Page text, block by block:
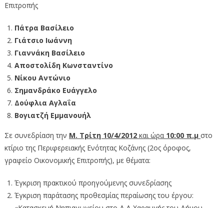
Επιτροπής
Πάτρα Βασίλειο
Γιάτσιο Ιωάννη
Γιαννάκη Βασίλειο
Αποστολίδη Κωνσταντίνο
Νίκου Αντώνιο
Σημανδράκο Ευάγγελο
Δούφλια Αγλαΐα
Βογιατζή Εμμανουήλ
Σε συνεδρίαση την Μ. Τρίτη 10/4/2012 και ώρα 10:00 π.μ στο
κτίριο της Περιφερειακής Ενότητας Κοζάνης (2ος όροφος,
γραφείο Οικονομικής Επιτροπής), με θέματα:
Έγκριση πρακτικού προηγούμενης συνεδρίασης
Έγκριση παράτασης προθεσμίας περαίωσης του έργου: